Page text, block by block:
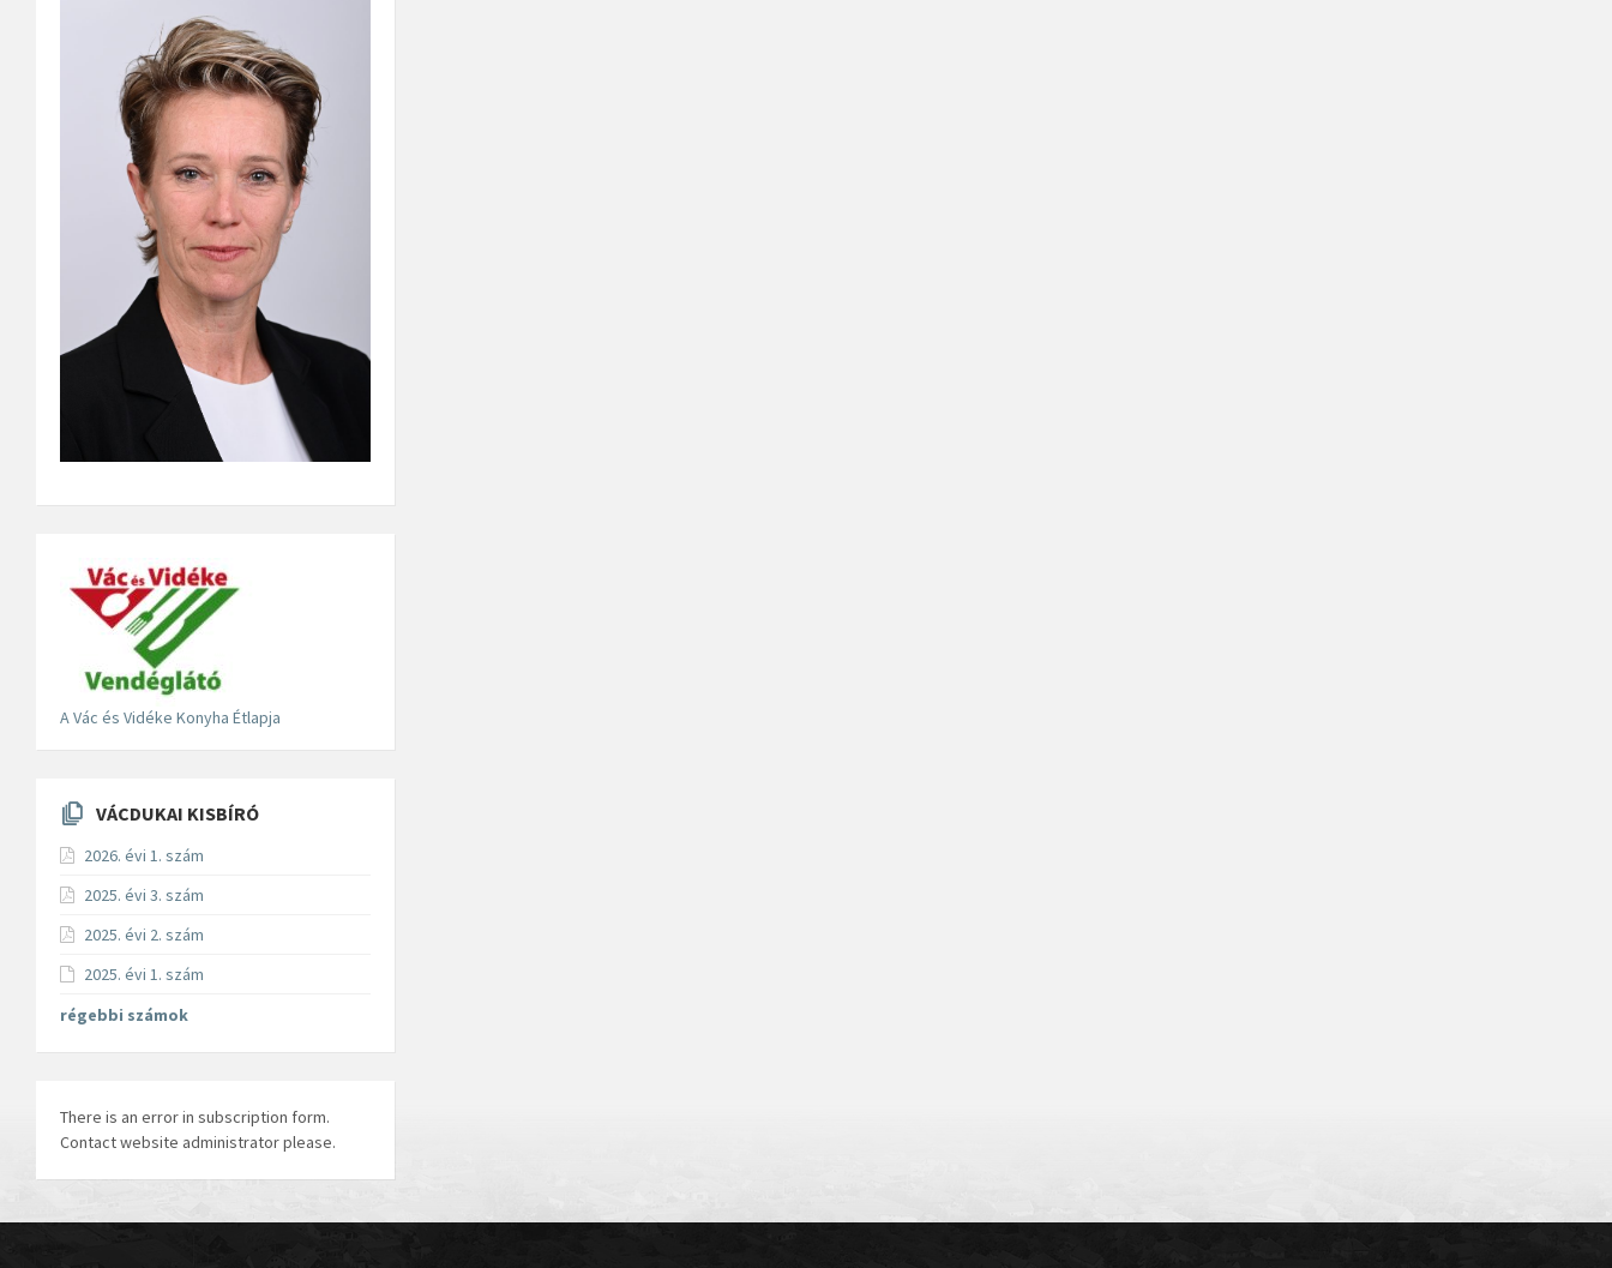
A Vác és Vidéke Konyha Étlapja
VÁCDUKAI KISBÍRÓ
2026. évi 1. szám
2025. évi 3. szám
2025. évi 2. szám
2025. évi 1. szám
régebbi számok
There is an error in subscription form.
Contact website administrator please.